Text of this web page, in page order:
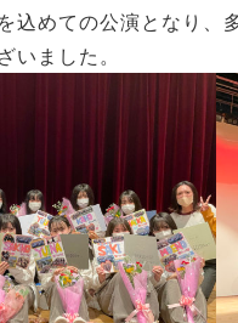
込めての公演となり、
いました。